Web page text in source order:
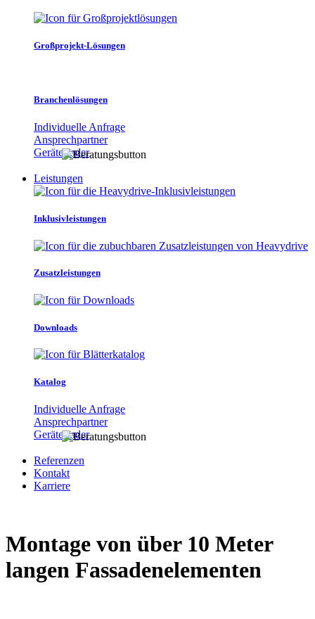
Großprojekt-Lösungen
Branchenlösungen
Individuelle Anfrage
Ansprechpartner
Gerätefinder
Leistungen
Inklusivleistungen
Zusatzleistungen
Downloads
Katalog
Individuelle Anfrage
Ansprechpartner
Gerätefinder
Referenzen
Kontakt
Karriere
Montage von über 10 Meter
langen Fassadenelementen